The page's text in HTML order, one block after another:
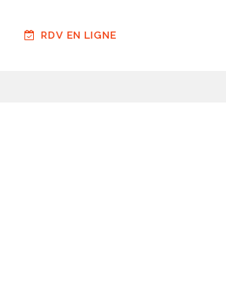
RDV EN LIGNE